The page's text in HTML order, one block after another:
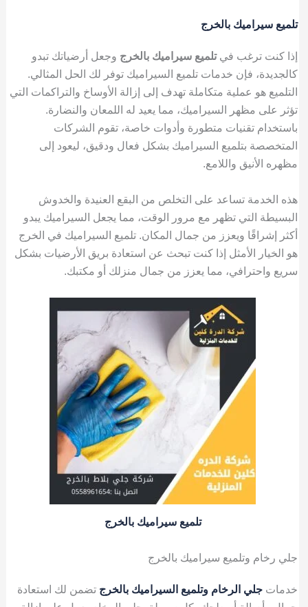
تلميع سيراميك بالخرج
إذا كنت ترغب فيتلميع سيراميك بالخرج وجعل أرضياتك تبدو
كالجديدة، فإن خدمات تلميع السيراميك توفر لك الحل المثالي.
التلميع هو عملية متكاملة تهدف إلى إزالة الأوساخ والتراكمات التي
تؤثر على مظهر السيراميك، مما يعيد له اللمعان والنضارة.
باستخدام تقنيات متطورة وأدوات خاصة، تقوم الشركات
المتخصصة بتلميع السيراميك بشكل فعال ودقيق، ليعود إلى
مظهره الأنيق واللامع.
هذه الخدمة تساعد على التخلص من البقع العنيدة والخدوش
البسيطة التي تظهر مع مرور الوقت، مما يجعل السيراميك يبدو
أكثر إشراقًا ويعزز من جمال المكان. تلميع السيراميك في الخرج
هو الخيار الأمثل إذا كنت تبحث عن استعادة بريق الأرضيات بشكل
سريع واحترافي، مما يعزز من جمال منزلك أو مكتبك.
تلميع سيراميك بالخرج
جلي رخام وتلميع سيراميك بالخرج
خدمات جلي الرخام وتلميع السيراميك بالخرج تضمن لك استعادة